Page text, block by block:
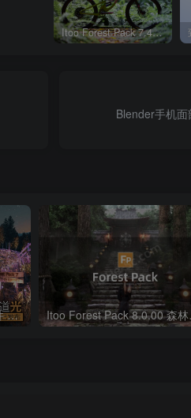
Itoo Forest Pack 7.4.20 森林插件 For 3DSMAX 2014 ~ 2023 汉化永久版
Blender手机
Itoo Forest Pack 7 森林插件 For 3DSMAX 2014 ~ 2022 官方免费版 Itoo